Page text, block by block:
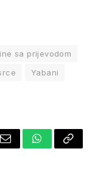
sa prijevodom
Yabani
Email WhatsApp
Copy